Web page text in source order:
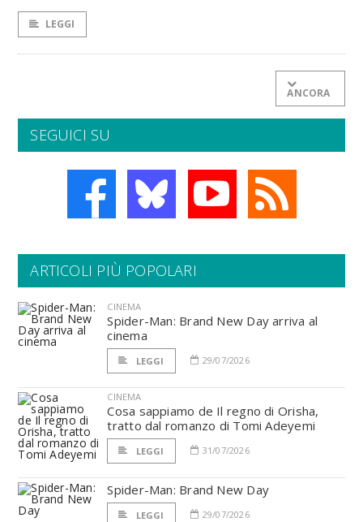
LEGGI
ANCORA
SEGUICI SU
ARTICOLI PIÙ POPOLARI
CINEMA
Spider-Man: Brand New Day arriva al
cinema
LEGGI 29/07/2026
CINEMA
Cosa sappiamo de Il regno di Orisha,
tratto dal romanzo di Tomi Adeyemi
LEGGI 31/07/2026
Spider-Man: Brand New Day
LEGGI 29/07/2026